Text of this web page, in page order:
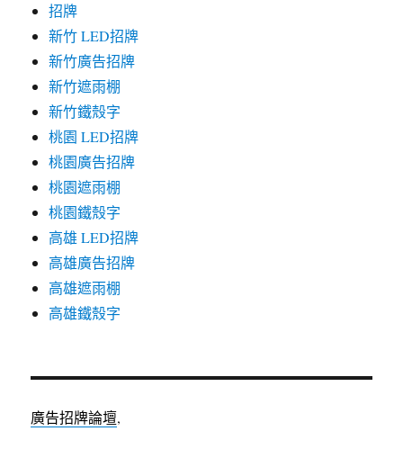
招牌
新竹 LED招牌
新竹廣告招牌
新竹遮雨棚
新竹鐵殼字
桃園 LED招牌
桃園廣告招牌
桃園遮雨棚
桃園鐵殼字
高雄 LED招牌
高雄廣告招牌
高雄遮雨棚
高雄鐵殼字
廣告招牌論壇,